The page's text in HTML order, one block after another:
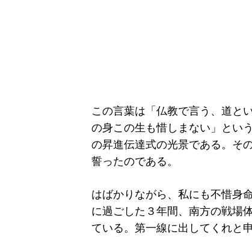
この言葉は「仏教で言う、道と
の身この生も惜しまない」とい
の昇進伝達式の光景である。そ
誓ったのである。
はばかりながら、私にも不惜身
に過ごした３年間、南方の戦場
ている。第一線に出してくれと